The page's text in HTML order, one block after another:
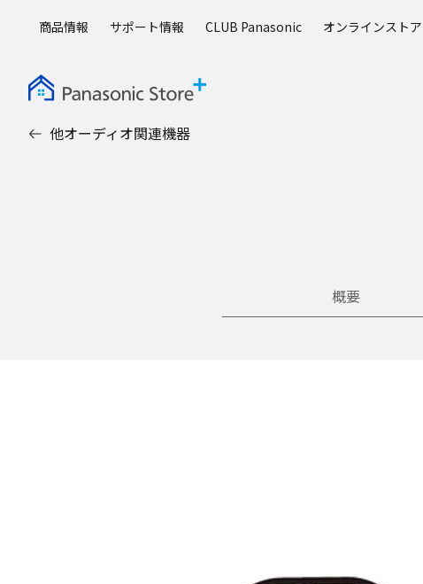
商品情報 サポート情報 CLUB Panasonic オンラインストア
他オーディオ関連機器
概要